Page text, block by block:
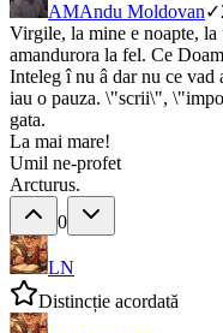
AMAndu Moldovan✓
Virgile, la mine e noapte,
amandurora la fel. Ce
Inteleg î nu â dar nu ce vad
iau o pauza. \"scrii\",
gata.
La mai mare!
Umil ne-profet
Arcturus.
0
LN
Distincție acordată